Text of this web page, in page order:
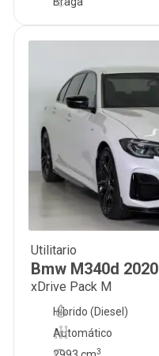
Utilitario
Bmw M340d 2020
xDrive Pack M
Automático
Híbrido (Diesel)
3